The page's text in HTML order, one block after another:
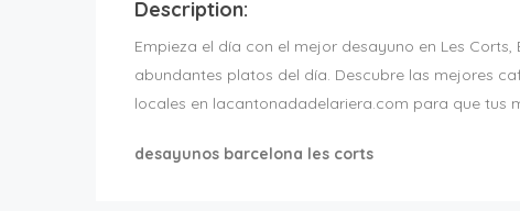
Description:
Empieza el día con el mejor desayuno en Les
abundantes platos del día. Descubre las mejores
locales en lacantonadadelariera.com para que tus
desayunos barcelona les corts